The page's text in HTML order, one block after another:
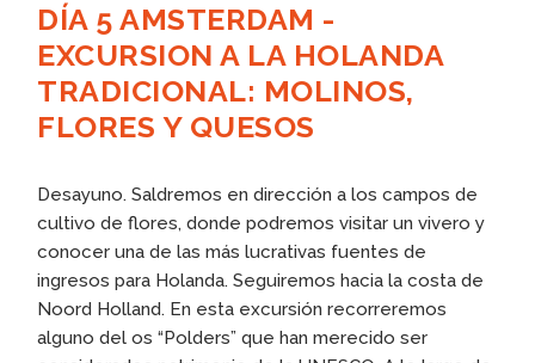
DÍA 5 AMSTERDAM -
EXCURSION A LA HOLANDA
TRADICIONAL: MOLINOS,
FLORES Y QUESOS
Desayuno. Saldremos en dirección a los campos de
cultivo de flores, donde podremos visitar un vivero y
conocer una de las más lucrativas fuentes de
ingresos para Holanda. Seguiremos hacia la costa de
Noord Holland. En esta excursión recorreremos
alguno del os “Polders” que han merecido ser